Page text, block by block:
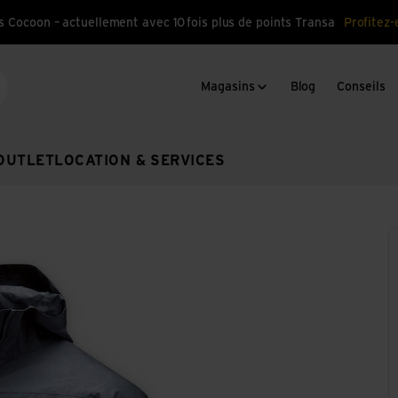
Cocoon – actuellement avec 10 fois plus de points Transa Profitez-
LOCATION & SERVICES
Magasins Blog Conseils